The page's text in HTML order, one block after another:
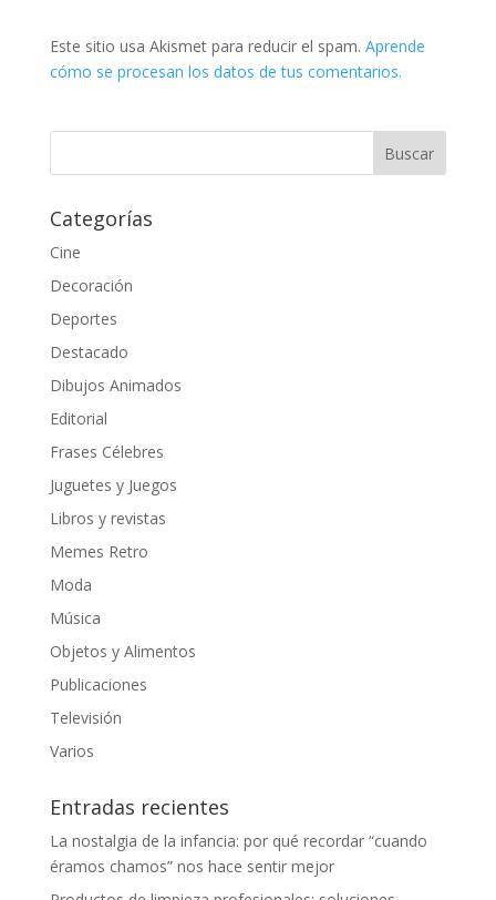
Este sitio usa Akismet para reducir el spam. Aprende
cómo se procesan los datos de tus comentarios.
Categorías
Cine
Decoración
Deportes
Destacado
Dibujos Animados
Editorial
Frases Célebres
Juguetes y Juegos
Libros y revistas
Memes Retro
Moda
Música
Objetos y Alimentos
Publicaciones
Televisión
Varios
Entradas recientes
La nostalgia de la infancia: por qué recordar “cuando
éramos chamos” nos hace sentir mejor